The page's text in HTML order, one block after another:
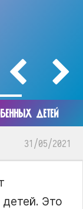
ДЕТЕЙ
31/05/2021
Это